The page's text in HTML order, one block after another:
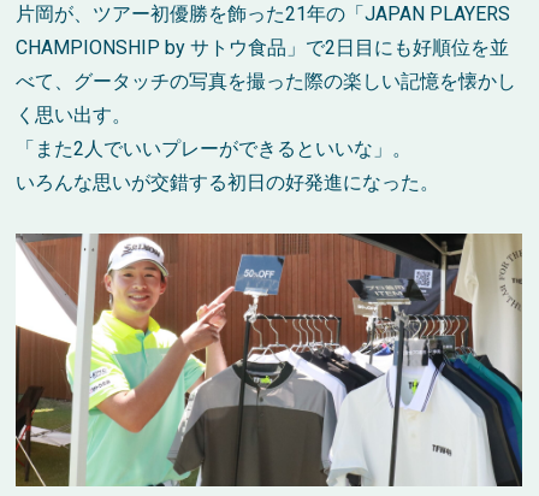
片岡が、ツアー初優勝を飾った21年の「JAPAN PLAYERS
CHAMPIONSHIP by サトウ食品」で2日目にも好順位を並
べて、グータッチの写真を撮った際の楽しい記憶を懐かし
く思い出す。
「また2人でいいプレーができるといいな」。
いろんな思いが交錯する初日の好発進になった。